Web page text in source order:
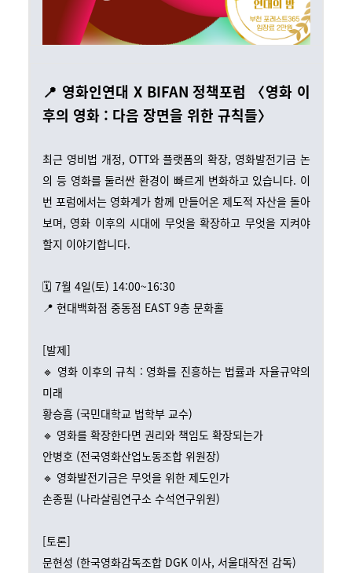
📍 영화인연대 X BIFAN 정책포럼 〈영화 이
후의 영화 : 다음 장면을 위한 규칙들〉
최근 영비법 개정, OTT와 플랫폼의 확장, 영화발전기금 논
의 등 영화를 둘러싼 환경이 빠르게 변화하고 있습니다. 이
번 포럼에서는 영화계가 함께 만들어온 제도적 자산을 돌아
보며, 영화 이후의 시대에 무엇을 확장하고 무엇을 지켜야
할지 이야기합니다.
🗓 7월 4일(토) 14:00~16:30
📍 현대백화점 중동점 EAST 9층 문화홀
[발제]
🔹 영화 이후의 규칙 : 영화를 진흥하는 법률과 자율규약의
미래
황승흠 (국민대학교 법학부 교수)
🔹 영화를 확장한다면 권리와 책임도 확장되는가
안병호 (전국영화산업노동조합 위원장)
🔹 영화발전기금은 무엇을 위한 제도인가
손종필 (나라살림연구소 수석연구위원)
[토론]
문현성 (한국영화감독조합 DGK 이사, 서울대작전 감독)